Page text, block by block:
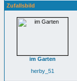
Zufallsbild
im Garten
herby_51